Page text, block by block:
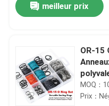
meilleur prix
OR-15
MOQ：
Prix：